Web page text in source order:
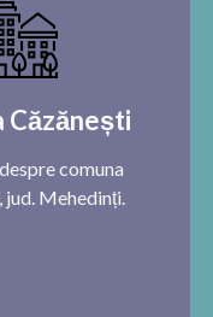
Căzănești
comuna
Mehedinți.